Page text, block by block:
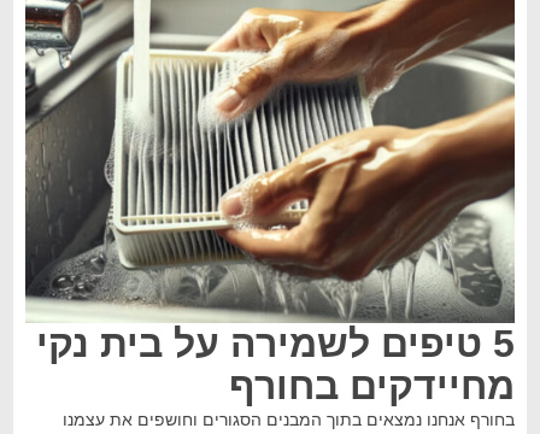
5 טיפים לשמירה על בית נקי
מחיידקים בחורף
בחורף אנחנו נמצאים בתוך המבנים הסגורים וחושפים את עצמנו